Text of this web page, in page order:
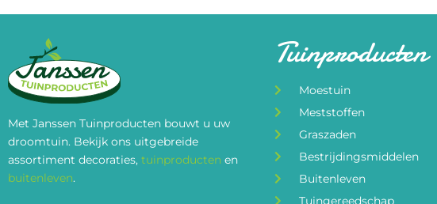
Met Janssen Tuinproducten bouwt u uw
droomtuin. Bekijk ons uitgebreide
assortiment decoraties, tuinproducten en
buitenleven.
Tuinproducten
Moestuin
Meststoffen
Graszaden
Bestrijdingsmiddelen
Buitenleven
Tuingereedschap